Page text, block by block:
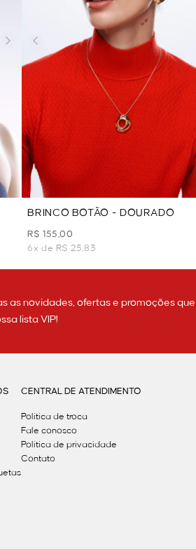
BRINCO BOTÃO - DOURADO
R$ 155,00
6x de R$ 25,83
as novidades, ofertas e promoções que
lista VIP!
CENTRAL DE ATENDIMENTO
Política de troca
Fale conosco
Politica de privacidade
Contato